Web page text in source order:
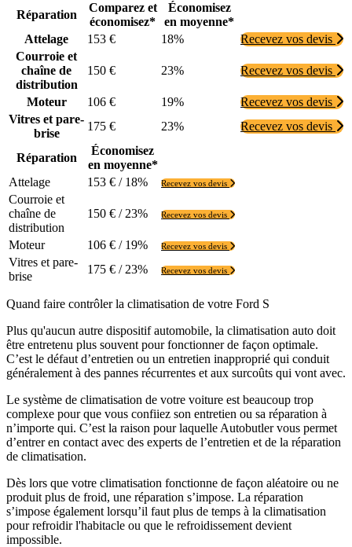
Réparation
Comparez et
économisez*
Économisez
en moyenne*
Attelage
153 € 18%
Recevez vos devis
Courroie et
chaîne de
distribution
150 € 23% Recevez vos devis
Moteur 106 € 19%
Recevez vos devis
Vitres et pare-
brise
175 € 23% Recevez vos devis
Réparation
Économisez
en moyenne*
Attelage
153 € / 18% Recevez vos devis
Courroie et
chaîne de
distribution
150 € / 23% Recevez vos devis
Moteur 106 € / 19% Recevez vos devis
Vitres et pare-
brise
175 € / 23% Recevez vos devis
Quand faire contrôler la climatisation de votre Ford S
Plus qu'aucun autre dispositif automobile, la climatisation auto doit
être entretenu plus souvent pour fonctionner de façon optimale.
C’est le défaut d’entretien ou un entretien inapproprié qui conduit
généralement à des pannes récurrentes et aux surcoûts qui vont avec.
Le système de climatisation de votre voiture est beaucoup trop
complexe pour que vous confiiez son entretien ou sa réparation à
n’importe qui. C’est la raison pour laquelle Autobutler vous permet
d’entrer en contact avec des experts de l’entretien et de la réparation
de climatisation.
Dès lors que votre climatisation fonctionne de façon aléatoire ou ne
produit plus de froid, une réparation s’impose. La réparation
s’impose également lorsqu’il faut plus de temps à la climatisation
pour refroidir l'habitacle ou que le refroidissement devient
impossible.